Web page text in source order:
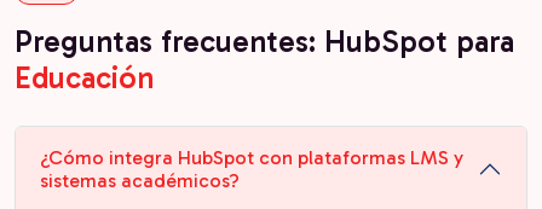
Preguntas frecuentes: HubSpot para
Educación
¿Cómo integra HubSpot con plataformas LMS y
sistemas académicos?